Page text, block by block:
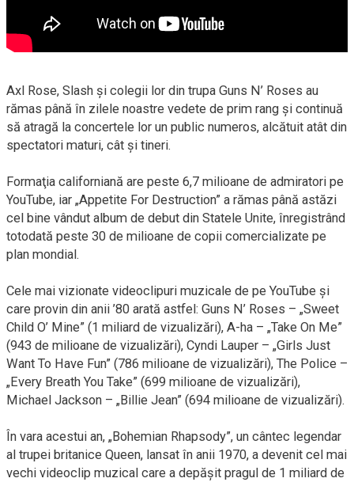
Axl Rose, Slash şi colegii lor din trupa Guns N’ Roses au
rămas până în zilele noastre vedete de prim rang şi continuă
să atragă la concertele lor un public numeros, alcătuit atât din
spectatori maturi, cât şi tineri.
Formaţia californiană are peste 6,7 milioane de admiratori pe
YouTube, iar „Appetite For Destruction” a rămas până astăzi
cel bine vândut album de debut din Statele Unite, înregistrând
totodată peste 30 de milioane de copii comercializate pe
plan mondial.
Cele mai vizionate videoclipuri muzicale de pe YouTube şi
care provin din anii ’80 arată astfel: Guns N’ Roses – „Sweet
Child O’ Mine” (1 miliard de vizualizări), A-ha – „Take On Me”
(943 de milioane de vizualizări), Cyndi Lauper – „Girls Just
Want To Have Fun” (786 milioane de vizualizări), The Police –
„Every Breath You Take” (699 milioane de vizualizări),
Michael Jackson – „Billie Jean” (694 milioane de vizualizări).
În vara acestui an, „Bohemian Rhapsody”, un cântec legendar
al trupei britanice Queen, lansat în anii 1970, a devenit cel mai
vechi videoclip muzical care a depăşit pragul de 1 miliard de